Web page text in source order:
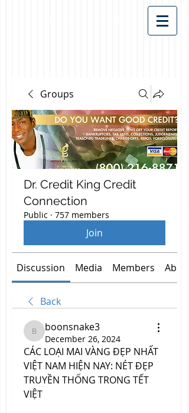
Groups
Dr. Credit King Credit
Connection
Public · 757 members
Join
Discussion Media Members About
Back
boonsnake3
boonsnake3
December 26, 2024
CÁC LOẠI MAI VÀNG ĐẸP NHẤT
VIỆT NAM HIỆN NAY: NÉT ĐẸP
TRUYỀN THỐNG TRONG TẾT
VIỆT